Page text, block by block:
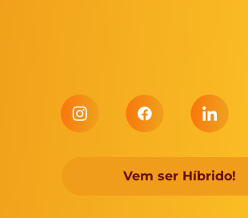
Vem ser Híbrido!